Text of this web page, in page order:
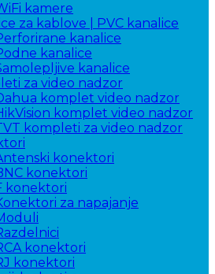
kamere
za kablove | PVC kanalice
kanalice
kanalice
kanalice
za video nadzor
komplet video nadzor
komplet video nadzor
kompleti za video nadzor
konektori
konektori
konektori
za napajanje
konektori
konektori